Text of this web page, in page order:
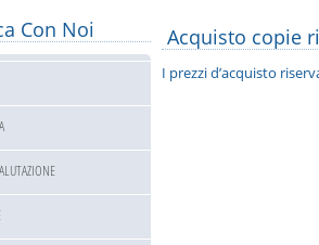
Con Noi Acquisto copie
I prezzi d’acquisto